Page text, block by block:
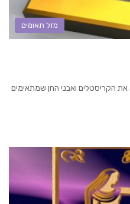
מזל תאומים
הקריסטלים ואבני החן שמתאימים